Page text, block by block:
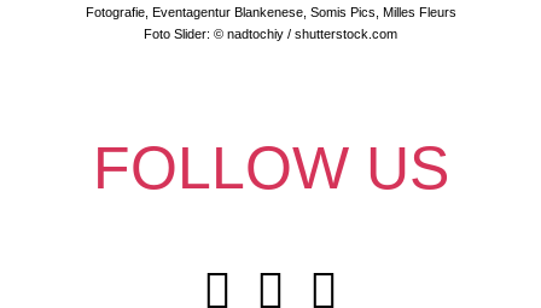
Fotografie, Eventagentur Blankenese, Somis Pics, Milles Fleurs
Foto Slider: © nadtochiy / shutterstock.com
FOLLOW US